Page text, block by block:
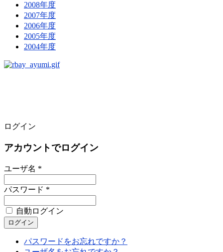
2008年度
2007年度
2006年度
2005年度
2004年度
ログイン
アカウントでログイン
ユーザ名 *
パスワード *
自動ログイン
パスワードをお忘れですか？